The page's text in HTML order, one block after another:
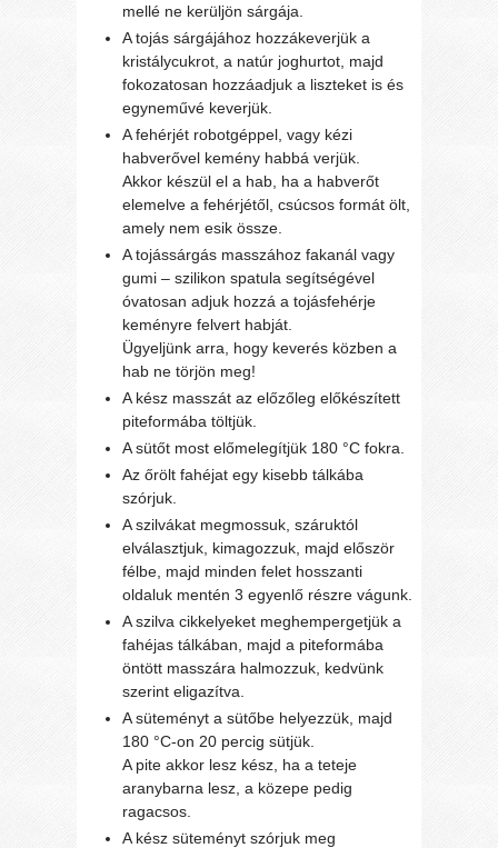
mellé ne kerüljön sárgája.
A tojás sárgájához hozzákeverjük a
kristálycukrot, a natúr joghurtot, majd
fokozatosan hozzáadjuk a liszteket is és
egyneművé keverjük.
A fehérjét robotgéppel, vagy kézi
habverővel kemény habbá verjük.
Akkor készül el a hab, ha a habverőt
elemelve a fehérjétől, csúcsos formát ölt,
amely nem esik össze.
A tojássárgás masszához fakanál vagy
gumi – szilikon spatula segítségével
óvatosan adjuk hozzá a tojásfehérje
keményre felvert habját.
Ügyeljünk arra, hogy keverés közben a
hab ne törjön meg!
A kész masszát az előzőleg előkészített
piteformába töltjük.
A sütőt most előmelegítjük 180 °C fokra.
Az őrölt fahéjat egy kisebb tálkába
szórjuk.
A szilvákat megmossuk, száruktól
elválasztjuk, kimagozzuk, majd először
félbe, majd minden felet hosszanti
oldaluk mentén 3 egyenlő részre vágunk.
A szilva cikkelyeket meghempergetjük a
fahéjas tálkában, majd a piteformába
öntött masszára halmozzuk, kedvünk
szerint eligazítva.
A süteményt a sütőbe helyezzük, majd
180 °C-on 20 percig sütjük.
A pite akkor lesz kész, ha a teteje
aranybarna lesz, a közepe pedig
ragacsos.
A kész süteményt szórjuk meg